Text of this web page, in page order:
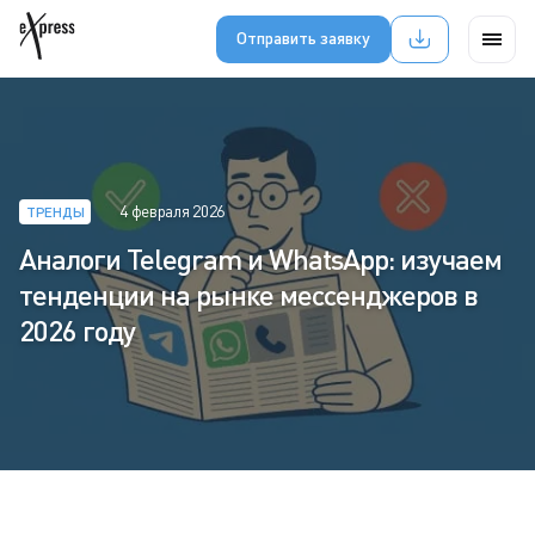
Отправить заявку
ТРЕНДЫ 4 февраля 2026
Аналоги Telegram и WhatsApp: изучаем
тенденции на рынке мессенджеров в
2026 году